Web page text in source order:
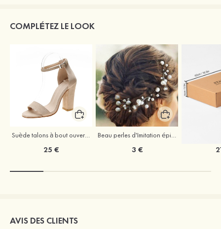
COMPLÉTEZ LE LOOK
Suède talons à bout ouvert sandales talon bottier chaussures pour les soirées
25 €
Beau perles d'Imitation épingles à cheveux coiffe
3 €
AVIS DES CLIENTS